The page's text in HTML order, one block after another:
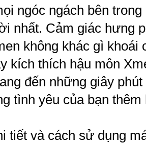
ngóc ngách bên
nhất. Cảm giác hưng
không khác gì
kích thích hậu môn
đến những giây
tình yêu của bạn
tiết và cách sử dụng